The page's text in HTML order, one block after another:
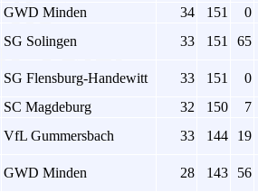
GWD Minden 34 151
0
SG Solingen 33 151 65
SG Flensburg-Handewitt 33 151
0
SC Magdeburg 32 150
7
VfL Gummersbach 33 144 19
GWD Minden 28 143 56